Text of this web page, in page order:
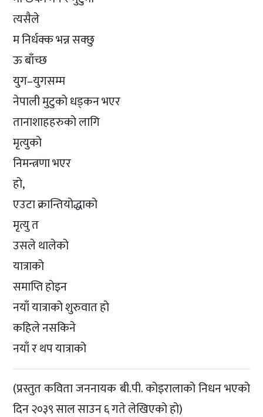
त्यसैले
म निर्धक्क भन्न सक्छु
ऊ बाँच्छ
युग–युगसम्म
नेपाली मुटुको धड्कन भएर
तानाशाहहरुको लागि
मृत्युको
निमन्त्रणा भएर
हो,
एउटा क्रान्तियोद्धाको
मृत्यु त
उसले थालेको
यात्राको
समाप्ति होइन
नयाँ यात्राको शुरुवात हो
कहिले नसकिने
नयाँ र थप यात्राको
(प्रस्तुत कविता जननायक बी.पी. कोइरालाको निधन भएको
दिन २०३९ साल साउन ६ गते लेखिएको हो)